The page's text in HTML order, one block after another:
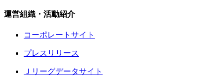
運営組織・活動紹介
コーポレートサイト
プレスリリース
Ｊリーグデータサイト